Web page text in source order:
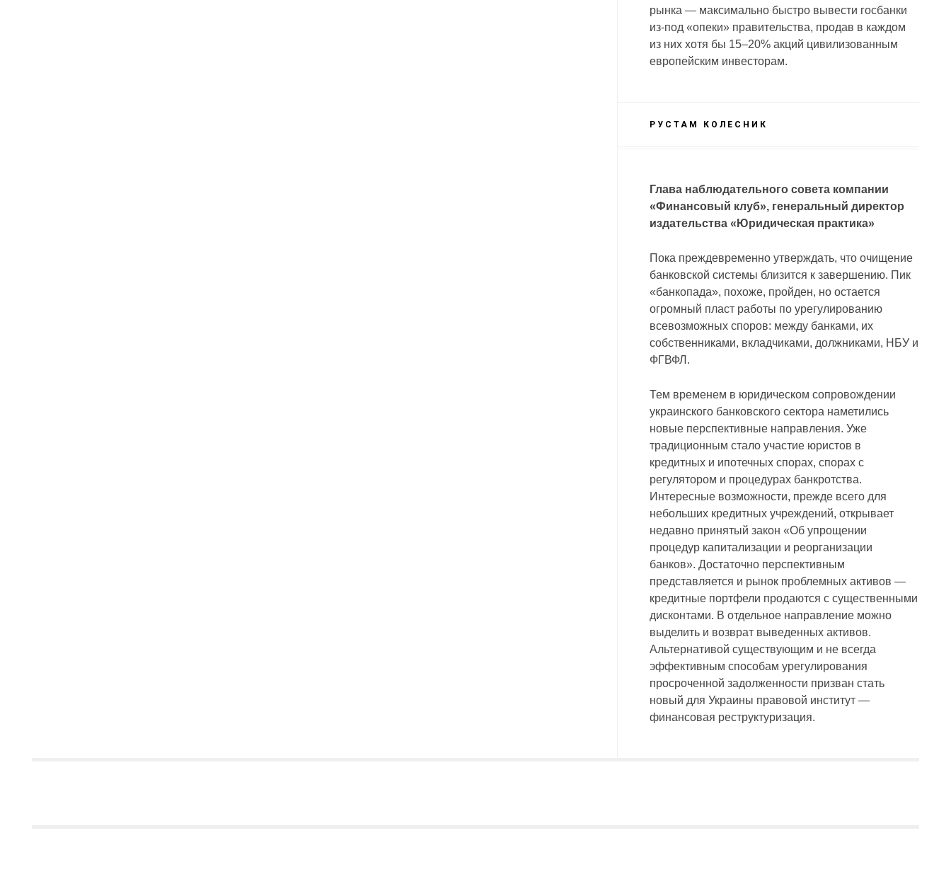
рынка — максимально быстро вывести госбанки
из-под «опеки» правительства, продав в каждом
из них хотя бы 15–20% акций цивилизованным
европейским инвесторам.
РУСТАМ КОЛЕСНИК
Глава наблюдательного совета компании
«Финансовый клуб», генеральный директор
издательства «Юридическая практика»
Пока преждевременно утверждать, что очищение
банковской системы близится к завершению. Пик
«банкопада», похоже, пройден, но остается
огромный пласт работы по урегулированию
всевозможных споров: между банками, их
собственниками, вкладчиками, должниками, НБУ и
ФГВФЛ.
Тем временем в юридическом сопровождении
украинского банковского сектора наметились
новые перспективные направления. Уже
традиционным стало участие юристов в
кредитных и ипотечных спорах, спорах с
регулятором и процедурах банкротства.
Интересные возможности, прежде всего для
небольших кредитных учреждений, открывает
недавно принятый закон «Об упрощении
процедур капитализации и реорганизации
банков». Достаточно перспективным
представляется и рынок проблемных активов —
кредитные портфели продаются с существенными
дисконтами. В отдельное направление можно
выделить и возврат выведенных активов.
Альтернативой существующим и не всегда
эффективным способам урегулирования
просроченной задолженности призван стать
новый для Украины правовой институт —
финансовая реструктуризация.